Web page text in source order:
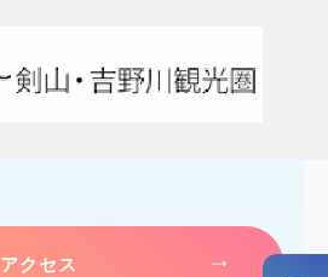
アクセス